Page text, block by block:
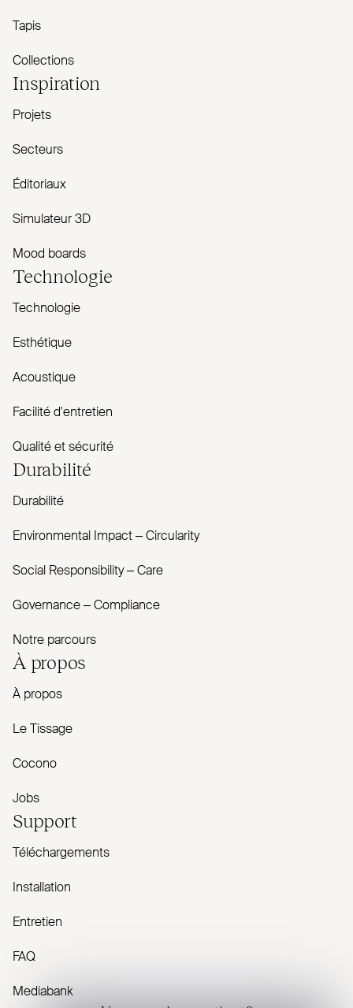
Tapis
Collections
Inspiration
Projets
Secteurs
Éditoriaux
Simulateur 3D
Mood boards
Technologie
Technologie
Esthétique
Acoustique
Facilité d'entretien
Qualité et sécurité
Durabilité
Durabilité
Envi­ronmental Impact – Cir­cularity
Social Responsibility – Care
Governance – Com­pliance
Notre parcours
À propos
À propos
Le Tissage
Cocono
Jobs
Support
Téléchargements
Installation
Entretien
FAQ
Mediabank